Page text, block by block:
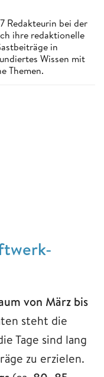
Redakteurin bei der
ihre redaktionelle
in
Wissen mit
Themen.
von März bis
steht die
Tage sind lang
zu erzielen.